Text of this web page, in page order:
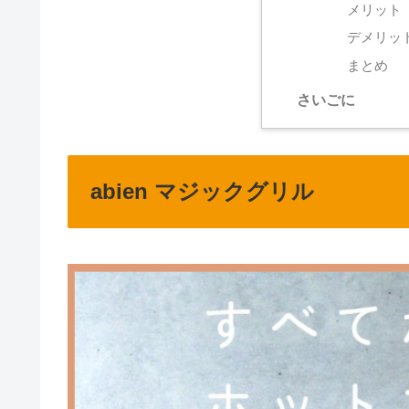
メリット
デメリッ
まとめ
さいごに
abien マジックグリル